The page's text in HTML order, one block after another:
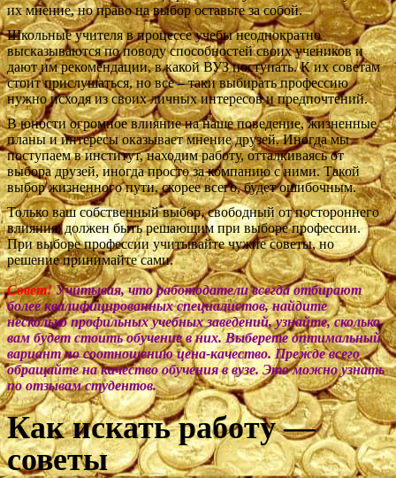
их мнение, но право на выбор оставьте за собой.
Школьные учителя в процессе учебы неоднократно
высказываются по поводу способностей своих учеников и
дают им рекомендации, в какой ВУЗ поступать. К их советам
стоит прислушаться, но все – таки выбирать профессию
нужно исходя из своих личных интересов и предпочтений.
В юности огромное влияние на наше поведение, жизненные
планы и интересы оказывает мнение друзей. Иногда мы
поступаем в институт, находим работу, отталкиваясь от
выбора друзей, иногда просто за компанию с ними. Такой
выбор жизненного пути, скорее всего, будет ошибочным.
Только ваш собственный выбор, свободный от постороннего
влияния, должен быть решающим при выборе профессии.
При выборе профессии учитывайте чужие советы, но
решение принимайте сами.
Совет! Учитывая, что работодатели всегда отбирают
более квалифицированных специалистов, найдите
несколько профильных учебных заведений, узнайте, сколько
вам будет стоить обучение в них. Выберете оптимальный
вариант по соотношению цена-качество. Прежде всего
обращайте на качество обучения в вузе. Это можно узнать
по отзывам студентов.
Как искать работу —
советы